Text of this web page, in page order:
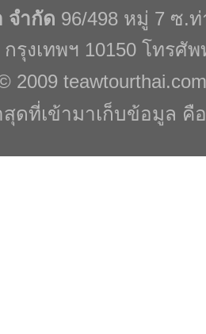
จำกัด 96/498 หมู่ 7 ซ.
กรุงเทพฯ 10150 โทรศั
2009 teawtourthai.com
ดที่เข้ามาเก็บข้อมูล คือ